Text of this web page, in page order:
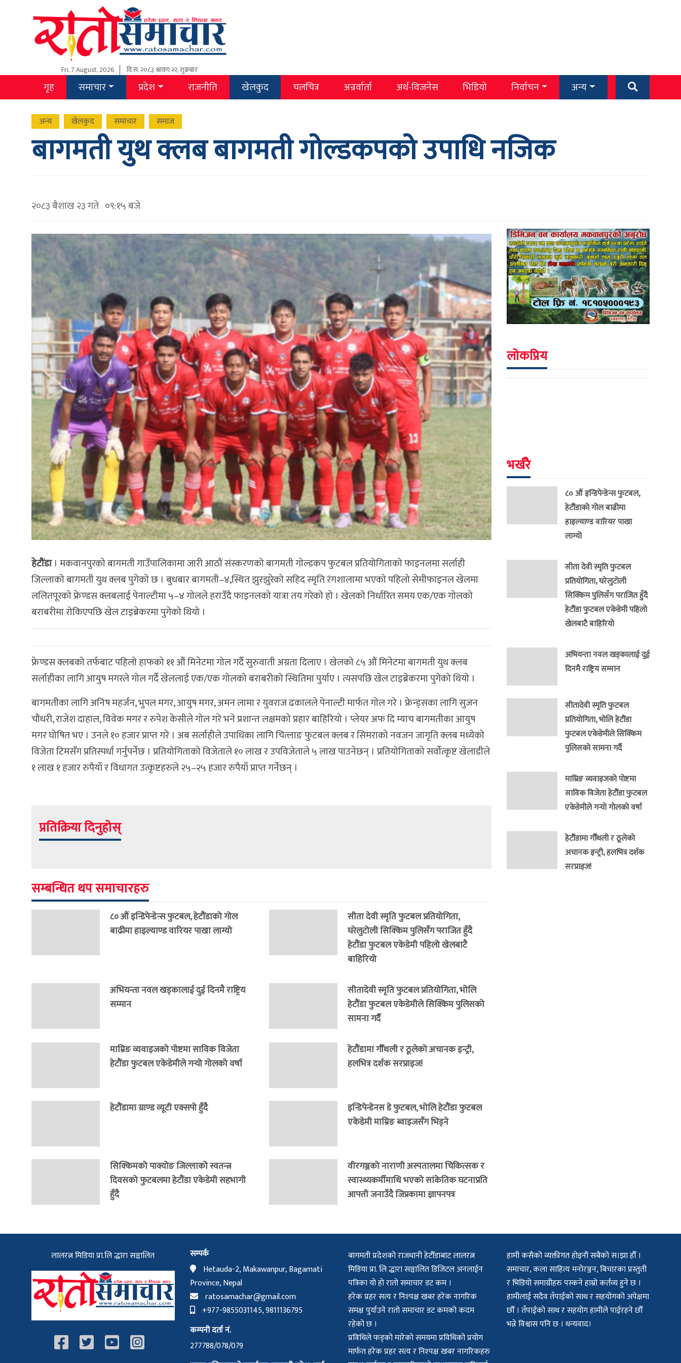
Fri, 7 August, 2026 वि.स.२०८३ श्रावण २२, शुक्रबार
गृह समाचार प्रदेश राजनीति खेलकुद चलचित्र अन्रर्वार्ता अर्थ-विजनेस भिडियो निर्वाचन अन्य
अन्य खेलकुद समाचार समाज
बागमती युथ क्लब बागमती गोल्डकपको उपाधि नजिक
२०८३ बैशाख २३ गते ०९:१५ बजे
हेटौंडा। मकवानपुरको बागमती गाउँपालिकामा जारी आठौं संस्करणको बागमती गोल्डकप फुटबल प्रतियोगिताको फाइनलमा सर्लाही
जिल्लाको बागमती युथ क्लब पुगेको छ । बुधबार बागमती–४,स्थित झुरझुरेको सहिद स्मृति रंगशालामा भएको पहिलो सेमीफाइनल खेलमा
ललितपूरको फ्रेण्डस क्लबलाई पेनाल्टीमा ५–४ गोलले हराउँदै फाइनलको यात्रा तय गरेको हो । खेलको निर्धारित समय एक/एक गोलको
बराबरीमा रोकिएपछि खेल टाइब्रेकरमा पुगेको थियो ।
फ्रेण्डस क्लबको तर्फबाट पहिलो हाफको ११ औं मिनेटमा गोल गर्दै सुरुवाती अग्रता दिलाए । खेलको ८५ औं मिनेटमा बागमती युथ क्लब
सर्लाहीका लागि आयुष मगरले गोल गर्दै खेललाई एक/एक गोलको बराबरीको स्थितिमा पुर्याए । त्यसपछि खेल टाइब्रेकरमा पुगेको थियो ।
बागमतीका लागि अनिष महर्जन, भुपल मगर, आयुष मगर, अमन लामा र युवराज ढकालले पेनाल्टी मार्फत गोल गरे । फ्रेन्ड्सका लागि सुजन
चौधरी, राजेश दाहाल, विवेक मगर र रुपेश केसीले गोल गरे भने प्रशान्त लक्षमको प्रहार बाहिरियो । प्लेयर अफ दि म्याच बागमतीका आयुष
मगर घोषित भए । उनले १० हजार प्राप्त गरे । अब सर्लाहीले उपाधिका लागि चित्लाङ फुटबल क्लब र सिमराको नवजन जागृति क्लब मध्येको
विजेता टिमसँग प्रतिस्पर्धा गर्नुपर्नेछ । प्रतियोगिताको विजेताले १० लाख र उपविजेताले ५ लाख पाउनेछन् । प्रतियोगिताको सर्वोत्कृष्ट खेलाडीले
१ लाख १ हजार रुपैयाँ र विधागत उत्कृष्टहरुले २५–२५ हजार रुपैयाँ प्राप्त गर्नेछन् ।
प्रतिक्रिया दिनुहोस्
सम्बन्धित थप समाचारहरु
८० औं इन्डिपेन्डेन्स फुटबल, हेटौंडाको गोल
बाढीमा हाइल्याण्ड वारियर पाखा लाग्यो
सीता देवी स्मृति फुटबल प्रतियोगिता,
घरेलुटोली सिक्किम पुलिसँग पराजित हुँदै
हेटौंडा फुटबल एकेडेमी पहिलो खेलबाटै
बाहिरियो
अभियन्ता नवल खड्कालाई दुई दिनमै राष्ट्रिय
सम्मान
सीतादेवी स्मृति फुटबल प्रतियोगिता, भोलि
हेटौंडा फुटबल एकेडेमीले सिक्किम पुलिसको
सामना गर्दै
माम्रिङ व्यवाइजको पोष्टमा साविक विजेता
हेटौंडा फुटबल एकेडेमीले गर्‍यो गोलको वर्षा
हेटौंडामा गौँथली र ठूलेको अचानक इन्ट्री,
हलभित्र दर्शक सरप्राइज!
हेटौंडामा ग्राण्ड व्यूटी एक्सपो हुँदै
इन्डिपेन्डेनस डे फुटबल, भोलि हेटौंडा फुटबल
एकेडेमी माम्रिङ ब्वाइजसँग भिड्ने
सिक्किमको पाक्योङ जिल्लाको स्वतन्त्र
दिवसको फुटबलमा हेटौंडा एकेडेमी सहभागी
हुँदै
वीरगञ्जको नाराणी अस्पतालमा चिकित्सक र
स्वास्थ्यकर्मीमाथि भएको सांकेतिक घटनाप्रति
आपत्ती जनाउँदै जिप्रकामा ज्ञापनपत्र
लोकप्रिय
भर्खरै
८० औं इन्डिपेन्डेन्स फुटबल,
हेटौंडाको गोल बाढीमा
हाइल्याण्ड वारियर पाखा
लाग्यो
सीता देवी स्मृति फुटबल
प्रतियोगिता, घरेलुटोली
सिक्किम पुलिसँग पराजित हुँदै
हेटौंडा फुटबल एकेडेमी पहिलो
खेलबाटै बाहिरियो
अभियन्ता नवल खड्कालाई दुई
दिनमै राष्ट्रिय सम्मान
सीतादेवी स्मृति फुटबल
प्रतियोगिता, भोलि हेटौंडा
फुटबल एकेडेमीले सिक्किम
पुलिसको सामना गर्दै
माम्रिङ व्यवाइजको पोष्टमा
साविक विजेता हेटौंडा फुटबल
एकेडेमीले गर्‍यो गोलको वर्षा
हेटौंडामा गौँथली र ठूलेको
अचानक इन्ट्री, हलभित्र दर्शक
सरप्राइज!
लालरत्न मिडिया प्रा.लि द्धारा सञ्चालित
सम्पर्क
Hetauda-2, Makawanpur, Bagamati
Province, Nepal
ratosamachar@gmail.com
+977-9855031145, 9811136795
कम्पनी दर्ता नं.
277788/078/079
बागमती प्रदेशको राजधानी हेटौँडाबाट लालरत्न
मिडिया प्रा. लि द्धारा सञ्चालित डिजिटल अनलाईन
पत्रिका यो हो रातो समाचार डट कम ।
हरेक प्रहर सत्य र निश्पक्ष खबर हरेक नागरिक
समक्ष पुर्याउने रातो समाचार डट कमको कदम
रहेको छ ।
प्रविधिले फड्को मारेको समयमा प्रविधिको प्रयोग
मार्फत हरेक प्रहर सत्य र निश्पक्ष खबर नागरिकहरु
हामी कसैको व्यक्तीगत होइनौ सबैको स।झा हौँ ।
समाचार, कला साहित्य मनोरञ्जन, बिचारका प्रस्तुती
र भिडियो समाग्रीहरु पस्कने हाम्रो कर्तव्य हुने छ ।
हामीलाई सदैव तँपाईको साथ र सहयोगको अपेक्षमा
छौँ । तँपाईको साथ र सहयोग हामीले पाईरहने छौँ
भन्ने विश्वास पनि छ । धन्यवाद।